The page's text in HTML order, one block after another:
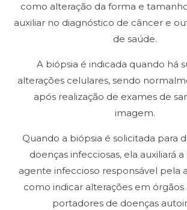
como alteração da forma e
auxiliar no diagnóstico de câncer e
de saúde.
A biópsia é indicada quando há
alterações celulares, sendo
após realização de exames de
imagem.
Quando a biópsia é solicitada para
doenças infecciosas, ela auxiliará
agente infeccioso responsável pela
como indicar alterações em
portadores de doenças